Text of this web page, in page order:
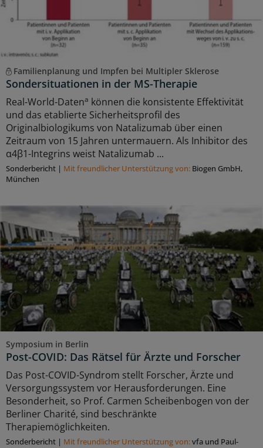
Familienplanung und Impfen bei Multipler Sklerose
Sondersituationen in der MS-Therapie
Real-World-Datena können die konsistente Effektivität
und das etablierte Sicherheitsprofil des
Originalbiologikums von Natalizumab über einen
Zeitraum von 15 Jahren untermauern. Als Inhibitor des
α4β1-Integrins weist Natalizumab ...
Sonderbericht | Mit freundlicher Unterstützung von: Biogen GmbH,
München
Symposium in Berlin
Post-COVID: Das Rätsel für Ärzte und Forscher
Das Post-COVID-Syndrom stellt Forscher, Ärzte und
Versorgungssystem vor Herausforderungen. Eine
Besonderheit, so Prof. Carmen Scheibenbogen von der
Berliner Charité, sind beschränkte
Therapiemöglichkeiten.
Sonderbericht | Mit freundlicher Unterstützung von:vfa und Paul-